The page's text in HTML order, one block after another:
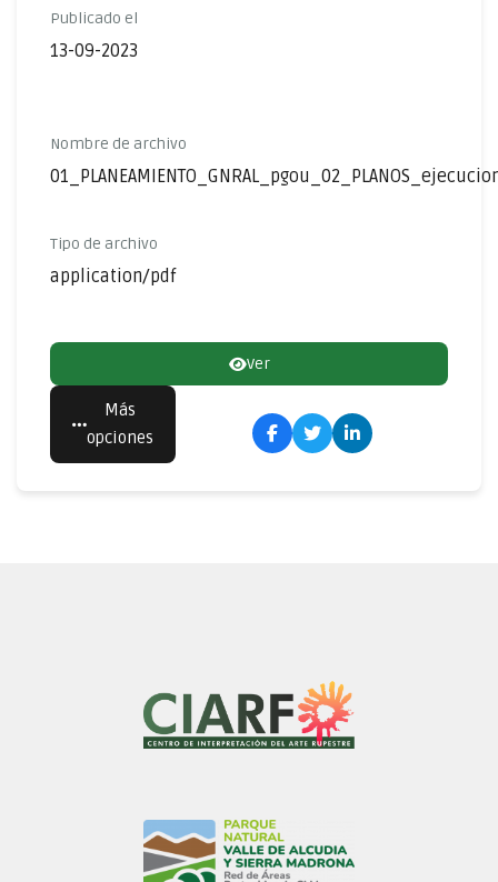
Publicado el
13-09-2023
Nombre de archivo
Tipo de archivo
application/pdf
Ver
Más
opciones